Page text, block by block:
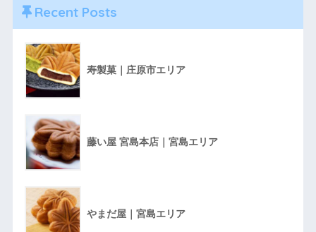
Recent Posts
寿製菓｜庄原市エリア
藤い屋 宮島本店｜宮島エリア
やまだ屋｜宮島エリア